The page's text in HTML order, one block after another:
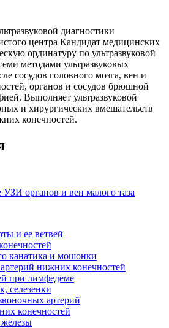
диагностики
центра Кандидат медицинских
ординатуру по ультразвуковой
методами ультразвуковых
сосудов головного мозга, вен и
органов и сосудов брюшной
Выполняет ультразвуковой
и хирургических вмешательств
конечностей.
УЗИ органов и вен малого таза
и ее ветвей
канатика и мошонки
нижних конечностей
при лимфедеме
селезенки
артерий
конечностей